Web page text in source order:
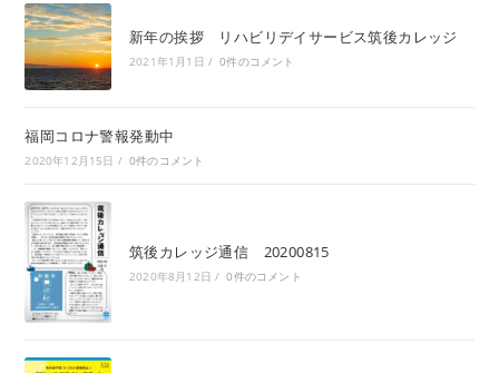
新年の挨拶 リハビリデイサービス筑後カレッジ
2021年1月1日 / 0件のコメント
福岡コロナ警報発動中
2020年12月15日 / 0件のコメント
筑後カレッジ通信 20200815
2020年8月12日 / 0件のコメント